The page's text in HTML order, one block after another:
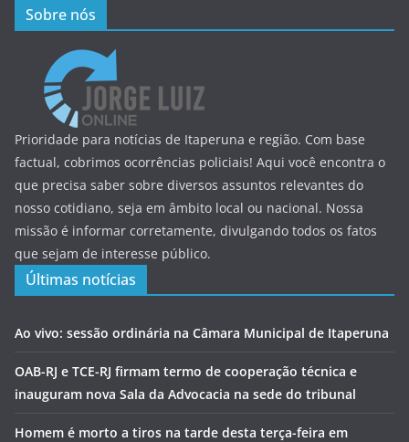
Sobre nós
Prioridade para notícias de Itaperuna e região. Com base
factual, cobrimos ocorrências policiais! Aqui você encontra o
que precisa saber sobre diversos assuntos relevantes do
nosso cotidiano, seja em âmbito local ou nacional. Nossa
missão é informar corretamente, divulgando todos os fatos
que sejam de interesse público.
Últimas notícias
Ao vivo: sessão ordinária na Câmara Municipal de Itaperuna
OAB-RJ e TCE-RJ firmam termo de cooperação técnica e
inauguram nova Sala da Advocacia na sede do tribunal
Homem é morto a tiros na tarde desta terça-feira em